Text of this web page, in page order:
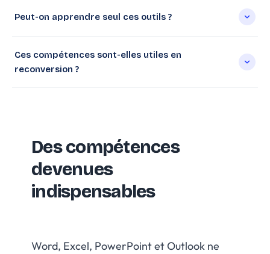
Peut-on apprendre seul ces outils ?
Ces compétences sont-elles utiles en
reconversion ?
Des compétences
devenues
indispensables
Word, Excel, PowerPoint et Outlook ne